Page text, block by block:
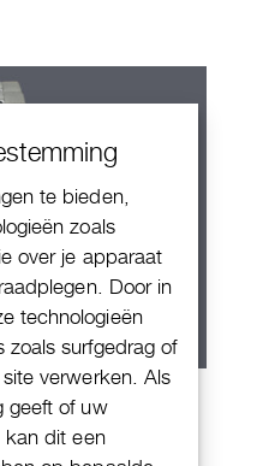
te bieden,
zoals
over je apparaat
Door in
technologieën
zoals surfgedrag of
verwerken. Als
geeft of uw
kan dit een
40